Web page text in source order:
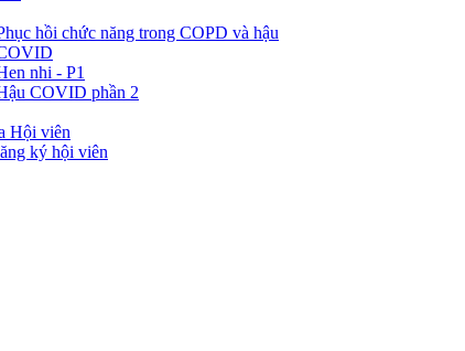
hồi chức năng trong COPD và hậu
nhi - P1
COVID phần 2
Hội viên
ký hội viên